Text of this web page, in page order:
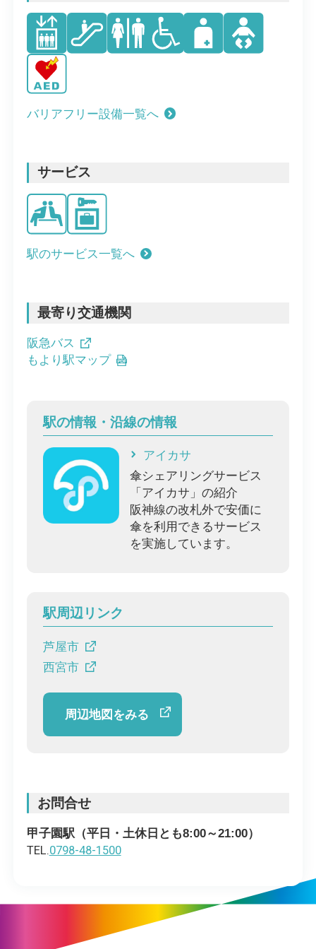
バリアフリー設備一覧へ
サービス
駅のサービス一覧へ
最寄り交通機関
阪急バス
もより駅マップ
駅の情報・沿線の情報
アイカサ
傘シェアリングサービス
「アイカサ」の紹介
阪神線の改札外で安価に
傘を利用できるサービス
を実施しています。
駅周辺リンク
芦屋市
西宮市
周辺地図をみる
お問合せ
甲子園駅（平日・土休日とも8:00～21:00）
TEL.0798-48-1500